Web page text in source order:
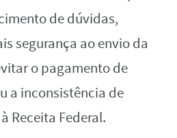
de dúvidas,
segurança ao envio da
o pagamento de
a inconsistência de
Receita Federal.